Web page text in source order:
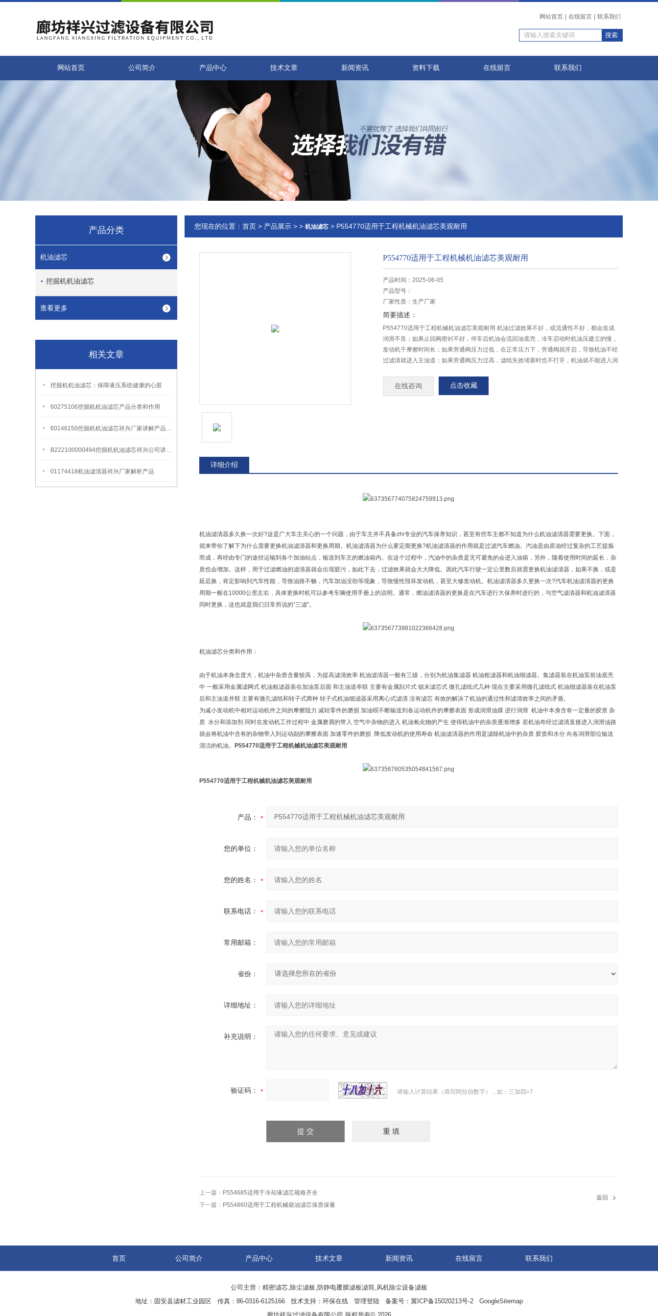
网站首页 在线留言 联系我们
网站首页 公司简介 产品中心 技术文章 新闻资讯 资料下载 在线留言 联系我们
产品分类
机油滤芯
挖掘机机油滤芯
查看更多
相关文章
挖掘机机油滤芯：保障液压系统健康的心脏
60275106挖掘机机油滤芯产品分类和作用
60146150挖掘机机油滤芯祥兴厂家讲解产品更换周期
B222100000494挖掘机机油滤芯祥兴公司讲解产品更换周期
01174418机油滤清器祥兴厂家解析产品
您现在的位置： 首页 > 产品展示 > > 机油滤芯 > P554770适用于工程机械机油滤芯美观耐用
P554770适用于工程机械机油滤芯美观耐用
产品时间：2025-06-05
产品型号：
厂家性质： 生产厂家
简要描述：
P554770适用于工程机械机油滤芯美观耐用 机油过滤效果不好，或流通性不好，都会造成
润滑不良；如果止回阀密封不好，停车后机油会流回油底壳，冷车启动时机油压建立的慢，
发动机干摩擦时间长；如果旁通阀压力过低，在正常压力下，旁通阀就开启，导致机油不经
过滤清就进入主油道；如果旁通阀压力过高，滤纸失效堵塞时也不打开，机油就不能进入润
在线咨询 点击收藏
详细介绍
机油滤清器多久换一次好?这是广大车主关心的一个问题，由于车主并不具备zhi专业的汽车保养知识，甚至有些车主都不知道为什么机油滤清器需要更换。下面，
就来带你了解下为什么需要更换机油滤清器和更换周期。机油滤清器为什么要定期更换?机油滤清器的作用就是过滤汽车燃油。汽油是由原油经过复杂的工艺提炼
而成，再经由专门的途径运输到各个加油站点，输送到车主的燃油箱内。在这个过程中，汽油中的杂质是无可避免的会进入油箱，另外，随着使用时间的延长，杂
质也会增加。这样，用于过滤燃油的滤清器就会出现脏污，如此下去，过滤效果就会大大降低。因此汽车行驶一定公里数后就需更换机油滤清器，如果不换，或是
延迟换，肯定影响到汽车性能，导致油路不畅，汽车加油没劲等现象，导致慢性毁坏发动机，甚至大修发动机。机油滤清器多久更换一次?汽车机油滤清器的更换
周期一般在10000公里左右，具体更换时机可以参考车辆使用手册上的说明。通常，燃油滤清器的更换是在汽车进行大保养时进行的，与空气滤清器和机油滤清器
同时更换，这也就是我们日常所说的“三滤"。
机油滤芯分类和作用：
由于机油本身念度大，机油中杂质含量较高，为提高滤清效率 机油滤清器一般有三级，分别为机油集滤器 机油粗滤器和机油细滤器。集滤器装在机油泵前油底壳
中 一般采用金属滤网式 机油粗滤器装在加油泵后面 和主油道串联 主要有金属刮片式 锯末滤芯式 微孔滤纸式几种 现在主要采用微孔滤纸式 机油细滤器装在机油泵
后和主油道并联 主要有微孔滤纸和转子式两种 转子式机油细滤器采用离心式滤清 没有滤芯 有效的解决了机油的通过性和滤清效率之间的矛盾。
为减小发动机中相对运动机件之间的摩擦阻力 减轻零件的磨损 加油呗不断输送到各运动机件的摩擦表面 形成润滑油膜 进行润滑 机油中本身含有一定量的胶质 杂
质 水分和添加剂 同时在发动机工作过程中 金属磨屑的带入 空气中杂物的进入 机油氧化物的产生 使得机油中的杂质逐渐增多 若机油布经过滤清直接进入润滑油路
就会将机油中含有的杂物带入到运动副的摩擦表面 加速零件的磨损 降低发动机的使用寿命 机油滤清器的作用是滤除机油中的杂质 胶质和水分 向各润滑部位输送
清洁的机油。
P554770适用于工程机械机油滤芯美观耐用
P554770适用于工程机械机油滤芯美观耐用
产品：
您的单位：
您的姓名：
联系电话：
常用邮箱：
省份：
详细地址：
补充说明：
验证码： 请输入计算结果（填写阿拉伯数字），如：三加四=7
上一篇： P554685适用于冷却液滤芯规格齐全
下一篇： P554860适用于工程机械柴油滤芯保质保量
返回
首页 公司简介 产品中心 技术文章 新闻资讯 在线留言 联系我们
公司主营：精密滤芯,除尘滤板,防静电覆膜滤板滤筒,风机除尘设备滤板
地址：固安县滤材工业园区 传真：86-0316-6125166 技术支持： 环保在线 管理登陆 备案号：冀ICP备15020213号-2
GoogleSitemap